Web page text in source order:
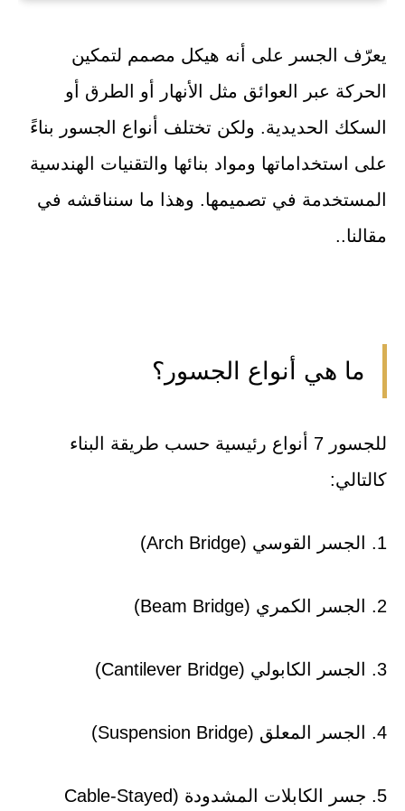
يعرّف الجسر على أنه هيكل مصمم لتمكين
الحركة عبر العوائق مثل الأنهار أو الطرق أو
السكك الحديدية. ولكن تختلف أنواع الجسور بناءً
على استخداماتها ومواد بنائها والتقنيات الهندسية
المستخدمة في تصميمها. وهذا ما سنناقشه في
مقالنا..
ما هي أنواع الجسور؟
للجسور 7 أنواع رئيسية حسب طريقة البناء
كالتالي:
1. الجسر القوسي (Arch Bridge)
2. الجسر الكمري (Beam Bridge)
3. الجسر الكابولي (Cantilever Bridge)
4. الجسر المعلق (Suspension Bridge)
5. جسر الكابلات المشدودة (Cable-Stayed